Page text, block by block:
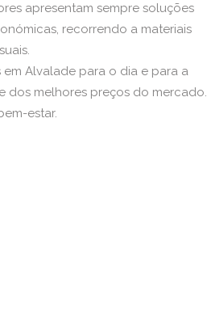
apresentam sempre soluções
recorrendo a materiais
Alvalade para o dia e para a
dos melhores preços do mercado.
estar.